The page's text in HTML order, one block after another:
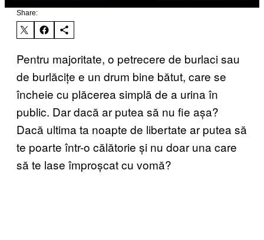
Share:
Pentru majoritate, o petrecere de burlaci sau
de burlăcițe e un drum bine bătut, care se
încheie cu plăcerea simplă de a urina în
public. Dar dacă ar putea să nu fie așa?
Dacă ultima ta noapte de libertate ar putea să
te poarte într-o călătorie și nu doar una care
să te lase împroșcat cu vomă?